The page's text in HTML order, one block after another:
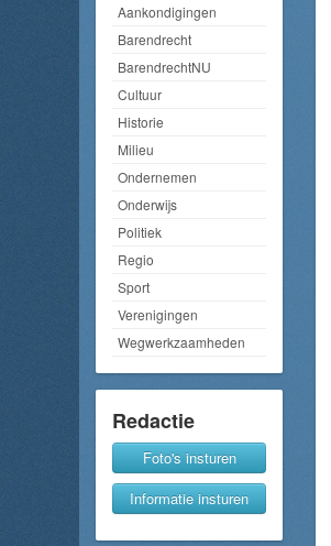
Aankondigingen
Barendrecht
BarendrechtNU
Cultuur
Historie
Milieu
Ondernemen
Onderwijs
Politiek
Regio
Sport
Verenigingen
Wegwerkzaamheden
Redactie
Foto's insturen
Informatie insturen